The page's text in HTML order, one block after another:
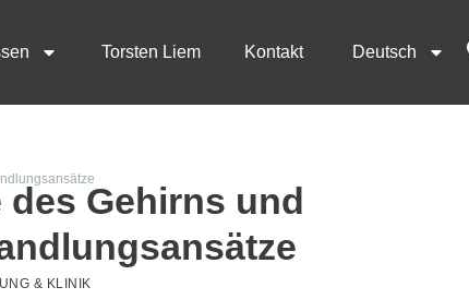
Torsten Liem Kontakt Deutsch
des Gehirns und
& KLINIK